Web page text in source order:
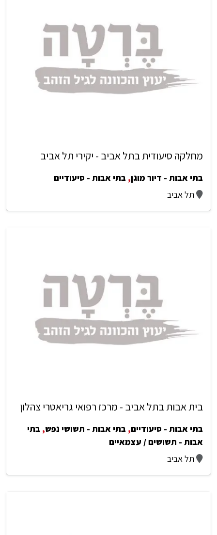
מחלקה סיעודית בתל אביב - יקירי תל אביב
בתי אבות - דיור מוגן, בתי אבות - סיעודיים
תל אביב
בית אבות בתל אביב - מרכז רפואי גריאטרי צהלון
בתי אבות - סיעודיים, בתי אבות - תשושי נפש, בתי
אבות - תשושים / עצמאיים
תל אביב